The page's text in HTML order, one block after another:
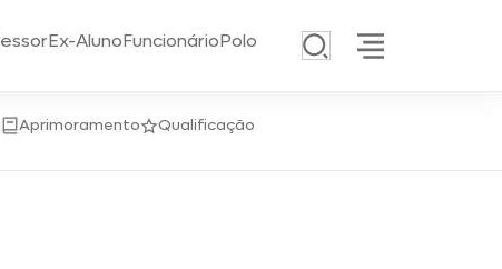
Ex-AlunoFuncionárioPolo
Aprimoramento Qualificação